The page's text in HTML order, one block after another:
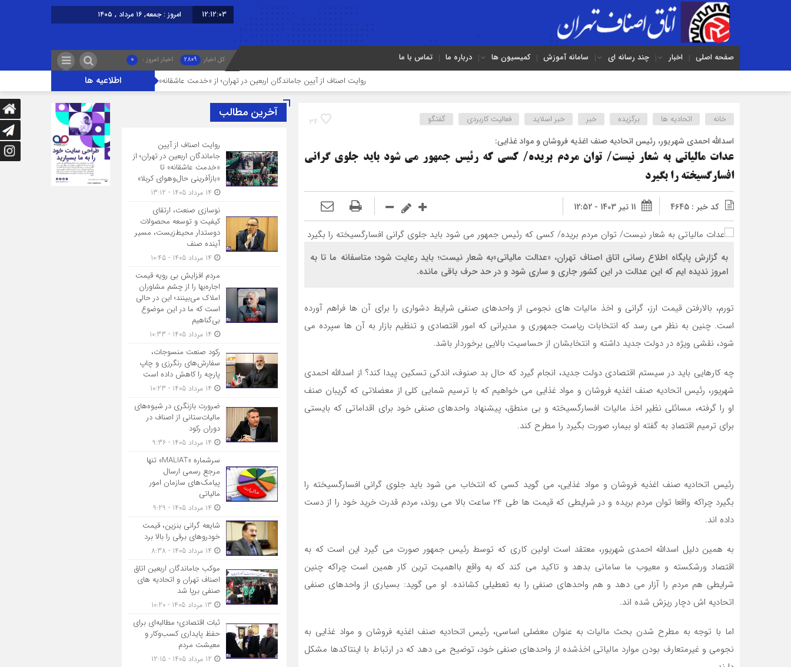
12:12:03 امروز : جمعه, ۱۶ مرداد , ۱۴۰۵
صفحه اصلی اخبار چند رسانه ای سامانه آموزش کمیسیون ها درباره ما تماس با ما کل اخبار 2809 اخبار امروز : 0
اطلاعیه هاروایت اصناف از آیین جاماندگان اربعین در تهران؛ از «خدمت عاشقانه» تا «بازآفرینی حال‌وهوای کربلا»
34 خانه اتحادیه ها برگزیده خبر خبر اسلايد فعالیت کاربردی گفتگو
اسدالله احمدی شهریور، رئیس اتحادیه صنف اغذیه فروشان و مواد غذایی:
عدات مالیاتی به شعار نیست/ توان مردم بریده/ کسی که رئیس جمهور می شود باید جلوی گرانی
افسارگسیخته را بگیرد
کد خبر : 4645 11 تیر 1403 - 12:52
به گزارش پایگاه اطلاع رسانی اتاق اصناف تهران، «عدالت مالیاتی»به شعار نیست؛ باید رعایت شود؛ متاسفانه ما تا به
امروز ندیده ایم که این عدالت در این کشور جاری و ساری شود و در حد حرف باقی مانده.
تورم، بالارفتن قیمت ارز، گرانی و اخذ مالیات های نجومی از واحدهای صنفی شرایط دشواری را برای آن ها فراهم آورده
است. چنین به نظر می رسد که انتخابات ریاست جمهوری و مدیرانی که امور اقتصادی و تنظیم بازار به آن ها سپرده می
شود، نقشی ویژه در دولت جدید داشته و انتخابشان از حساسیت بالایی برخوردار باشد.
چه کارهایی باید در سیستم اقتصادی دولت جدید، انجام گیرد که حال بد صنوف، اندکی تسکین پیدا کند؟ از اسدالله احمدی
شهریور، رئیس اتحادیه صنف اغذیه فروشان و مواد غذایی می خواهیم که با ترسیم شمایی کلی از معضلاتی که گریبان صنف
او را گرفته، مسائلی نظیر اخذ مالیات افسارگسیخته و بی منطق، پیشنهاد واحدهای صنفی خود برای اقداماتی که بایستی
برای ترمیم اقتصادِ به گفته او بیمار، صورت بگیرد را مطرح کند.
رئیس اتحادیه صنف اغذیه فروشان و مواد غذایی، می گوید کسی که انتخاب می شود باید جلوی گرانی افسارگسیخته را
بگیرد چراکه واقعا توان مردم بریده و در شرایطی که قیمت ها طی 24 ساعت بالا می روند، مردم قدرت خرید خود را از دست
داده اند.
به همین دلیل اسدالله احمدی شهریور، معتقد است اولین کاری که توسط رئیس جمهور صورت می گیرد این است که به
اقتصاد ورشکسته و معیوب ما سامانی بدهد و تاکید می کند که به واقع بااهمیت ترین کار همین است چراکه چنین
شرایطی هم مردم را آزار می دهد و هم واحدهای صنفی را به تعطیلی کشانده. او می گوید: بسیاری از واحدهای صنفی
اتحادیه اش دچار ریزش شده اند.
اما با توجه به مطرح شدن بحث مالیات به عنوان معضلی اساسی، رئیس اتحادیه صنف اغذیه فروشان و مواد غذایی به
نجومی و غیرمتعارف بودن موارد مالیاتی اخذشده از واحدهای صنفی خود، توضیح می دهد که در ارتباط با اینتاکدها مشکل
آخرین مطالب
روایت اصناف از آیین
جاماندگان اربعین در تهران؛ از
«خدمت عاشقانه» تا
«بازآفرینی حال‌وهوای کربلا»
نوسازی صنعت، ارتقای
کیفیت و توسعه محصولات
دوستدار محیط‌زیست، مسیر
آینده صنف
مردم افزایش بی رویه قیمت
اجاره‌بها را از چشم مشاوران
املاک می‌بینند؛ این در حالی
است که ما در این موضوع
بی‌گناهیم
رکود صنعت منسوجات،
سفارش‌های رنگرزی و چاپ
پارچه را کاهش داده است
ضرورت بازنگری در شیوه‌های
مالیات‌ستانی از اصناف در
دوران رکود
سرشماره «MALIAT» تنها
مرجع رسمی ارسال
پیامک‌های سازمان امور
مالیاتی
شایعه گرانی بنزین، قیمت
خودروهای برقی را بالا برد
موکب جاماندگان اربعین اتاق
اصناف تهران و اتحادیه های
صنفی برپا شد
ثبات اقتصادی؛ مطالبه‌ای برای
حفظ پایداری کسب‌وکار و
معیشت مردم